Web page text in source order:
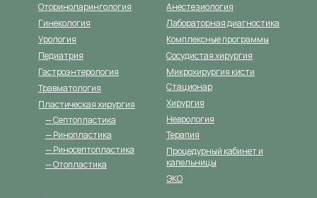
Оториноларингология
Гинекология
Урология
Педиатрия
Гастроэнтерология
Травматология
Анестезиология
— Септопластика
— Ринопластика
— Риносептопластика
— Отопластика
Пластическая хирургия
Лабораторная диагностика
Стационар
Терапия
Комплексные программы
Хирургия
Процедурный кабинет и
капельницы
ЭКО
Сосудистая хирургия
Неврология
Микрохирургия кисти